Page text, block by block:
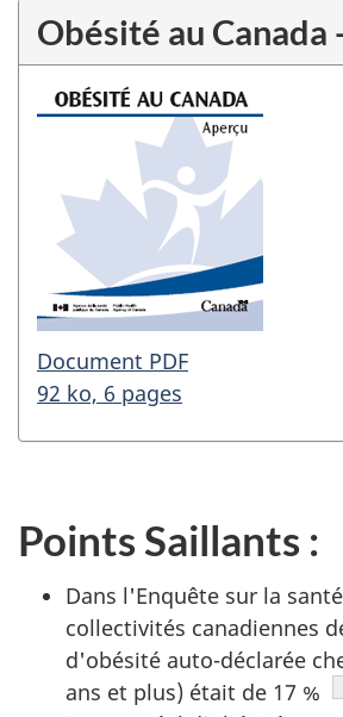
Obésité au Canada
Document PDF
92 ko, 6 pages
Points Saillants :
Dans l'Enquête sur la
collectivités canadiennes
d'obésité auto-déclarée
ans et plus) était de 17 %